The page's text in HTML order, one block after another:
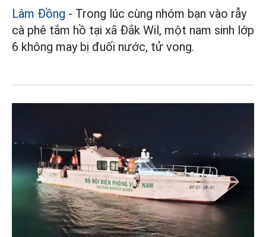
Lâm Đồng - Trong lúc cùng nhóm bạn vào rẫy
cà phê tắm hồ tại xã Đắk Wil, một nam sinh lớp
6 không may bị đuối nước, tử vong.